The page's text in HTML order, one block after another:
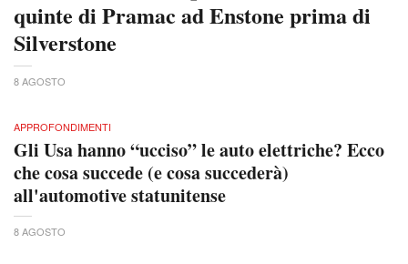
quinte di Pramac ad Enstone prima di
Silverstone
8 AGOSTO
APPROFONDIMENTI
Gli Usa hanno “ucciso” le auto elettriche? Ecco
che cosa succede (e cosa succederà)
all'automotive statunitense
8 AGOSTO